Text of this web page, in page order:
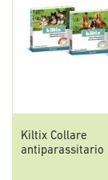
Kiltix Collare
antiparassitario